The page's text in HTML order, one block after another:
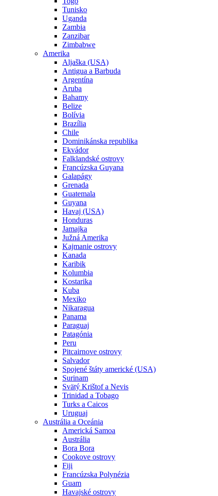
Tunisko
Uganda
Zambia
Zanzibar
Zimbabwe
Amerika
Aljaška (USA)
Antigua a Barbuda
Argentína
Aruba
Bahamy
Belize
Bolívia
Brazília
Chile
Dominikánska republika
Ekvádor
Falklandské ostrovy
Francúzska Guyana
Galapágy
Grenada
Guatemala
Guyana
Havaj (USA)
Honduras
Jamajka
Južná Amerika
Kajmanie ostrovy
Kanada
Karibik
Kolumbia
Kostarika
Kuba
Mexiko
Nikaragua
Panama
Paraguaj
Patagónia
Peru
Pitcairnove ostrovy
Salvador
Spojené štáty americké (USA)
Surinam
Svätý Krištof a Nevis
Trinidad a Tobago
Turks a Caicos
Uruguaj
Austrália a Oceánia
Americká Samoa
Austrália
Bora Bora
Cookove ostrovy
Fiji
Francúzska Polynézia
Guam
Havajské ostrovy